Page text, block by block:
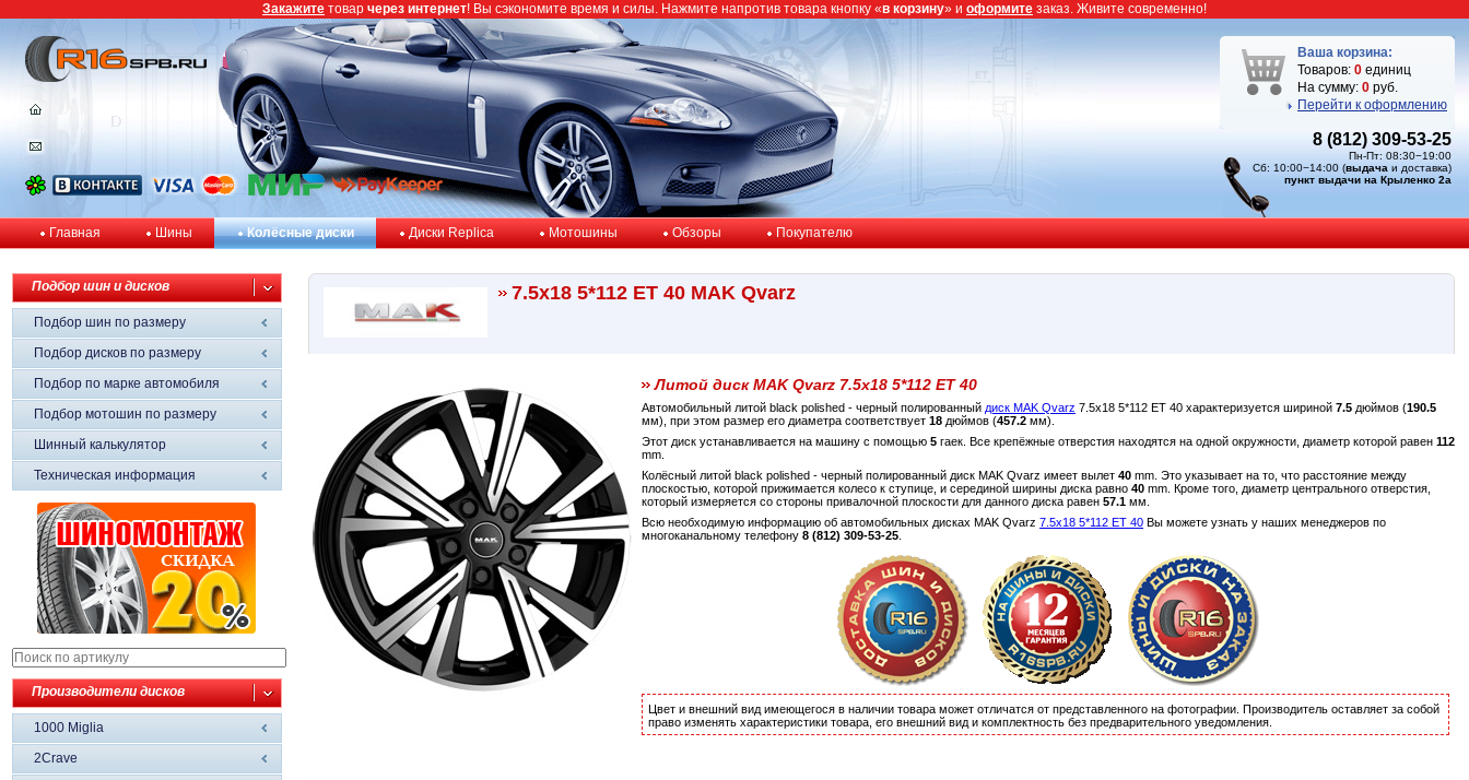
Ваша корзина:
Товаров: 0 единиц
На сумму: 0 руб.
Перейти к оформлению
8 (812) 309-53-25
Пн-Пт: 08:30−19:00
Сб: 10:00−14:00 (выдача и доставка)
пункт выдачи на Крыленко 2а
Главная Шины Колёсные диски Диски Replica Мотошины Обзоры Покупателю
Подбор шин и дисков
Подбор шин по размеру
Подбор дисков по размеру
Подбор по марке автомобиля
Подбор мотошин по размеру
Шинный калькулятор
Техническая информация
Производители дисков
1000 Miglia
2Crave
7.5x18 5*112 ET 40 MAK Qvarz
Литой диск MAK Qvarz 7.5x18 5*112 ET 40
Автомобильный литой black polished - черный полированный диск MAK Qvarz 7.5x18 5*112 ET 40 характеризуется шириной 7.5 дюймов (190.5
мм), при этом размер его диаметра соответствует 18 дюймов (457.2 мм).
Этот диск устанавливается на машину с помощью 5 гаек. Все крепёжные отверстия находятся на одной окружности, диаметр которой равен 112
mm.
Колёсный литой black polished - черный полированный диск MAK Qvarz имеет вылет 40 mm. Это указывает на то, что расстояние между
плоскостью, которой прижимается колесо к ступице, и серединой ширины диска равно 40 mm. Кроме того, диаметр центрального отверстия,
который измеряется со стороны привалочной плоскости для данного диска равен 57.1 мм.
Всю необходимую информацию об автомобильных дисках MAK Qvarz 7.5x18 5*112 ET 40 Вы можете узнать у наших менеджеров по
многоканальному телефону 8 (812) 309-53-25
Цвет и внешний вид имеющегося в наличии товара может отличатся от представленного на фотографии. Производитель оставляет за собой
право изменять характеристики товара, его внешний вид и комплектность без предварительного уведомления.
Закажите товар через интернет! Вы сэкономите время и силы. Нажмите напротив товара кнопку «в корзину» и оформите заказ. Живите современно!